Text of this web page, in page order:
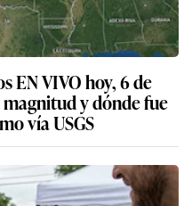
EN VIVO hoy, 6 de
y dónde fue
vía USGS